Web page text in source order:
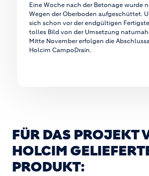
Eine Woche nach der Betonage wurde
Wegen der Oberboden aufgeschüttet.
sich schon vor der endgültigen
tolles Bild von der Umsetzung
Mitte November erfolgen die
Holcim CampoDrain.
FÜR DAS PROJEKT
HOLCIM
PRODUKT: